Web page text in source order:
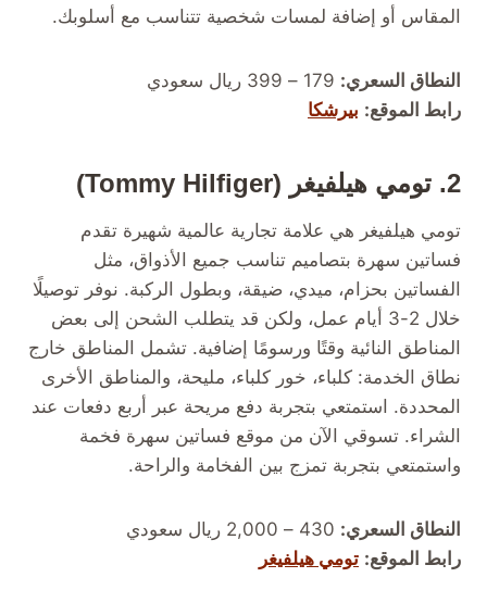
المقاس أو إضافة لمسات شخصية تتناسب مع أسلوبك.
النطاق السعري:
رابط الموقع: بيرشكا
2. تومي هيلفيغر (Tommy Hilfiger)
تومي هيلفيغر هي علامة تجارية عالمية شهيرة تقدم
فساتين سهرة بتصاميم تناسب جميع الأذواق، مثل
الفساتين بحزام، ميدي، ضيقة، وبطول الركبة. نوفر توصيلًا
خلال 2-3 أيام عمل، ولكن قد يتطلب الشحن إلى بعض
المناطق النائية وقتًا ورسومًا إضافية. تشمل المناطق خارج
نطاق الخدمة: كلباء، خور كلباء، مليحة، والمناطق الأخرى
المحددة. استمتعي بتجربة دفع مريحة عبر أربع دفعات عند
الشراء. تسوقي الآن من موقع فساتين سهرة فخمة
واستمتعي بتجربة تمزج بين الفخامة والراحة.
النطاق السعري:
رابط الموقع: تومي هيلفيغر